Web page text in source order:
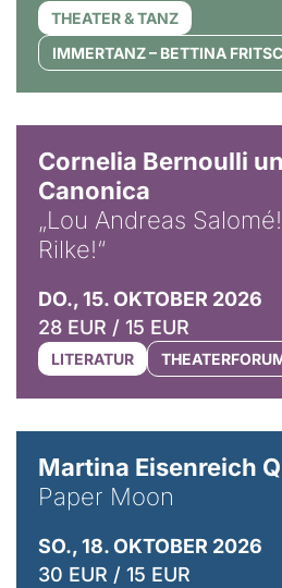
THEATER & TANZ
IMMERTANZ – BETTINA
Cornelia Bernoulli
Canonica
„Lou Andreas
Rilke!“
DO., 15. OKTOBER 2026
28 EUR / 15 EUR
LITERATUR
Martina Eisenreich
Paper Moon
SO., 18. OKTOBER 2026
30 EUR / 15 EUR